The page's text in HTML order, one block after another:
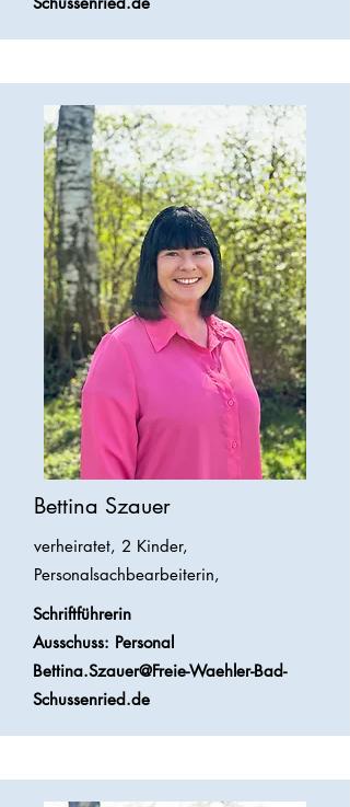
Bettina Szauer
verheiratet, 2 Kinder,
Personalsachbearbeiterin,
Schriftführerin
Ausschuss: Personal
Bettina.Szauer@Freie-Waehler-Bad-
Schussenried.de